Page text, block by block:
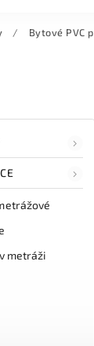
/ Bytové PVC
metráži